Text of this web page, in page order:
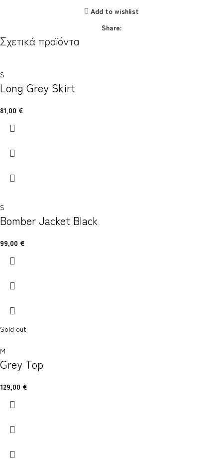
Add to wishlist
Share:
Σχετικά προϊόντα
S
Long Grey Skirt
81,00 €
S
Bomber Jacket Black
99,00 €
Sold out
M
Grey Top
129,00 €